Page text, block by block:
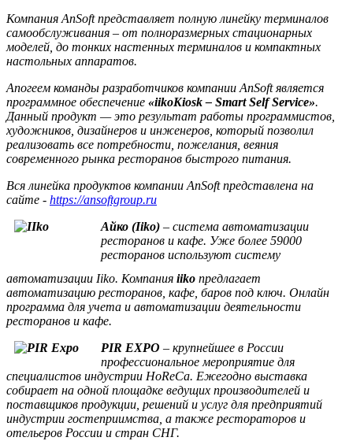
Компания AnSoft представляет полную линейку терминалов
самообслуживания – от полноразмерных стационарных
моделей, до тонких настенных терминалов и компактных
настольных аппаратов.
Апогеем команды разработчиков компании AnSoft является
программное обеспечение «iikoKiosk – Smart Self Service».
Данный продукт — это результат работы программистов,
художников, дизайнеров и инженеров, который позволил
реализовать все потребности, пожелания, веяния
современного рынка ресторанов быстрого питания.
Вся линейка продуктов компании AnSoftпредставлена на
сайте - https://ansoftgroup.ru
Айко (Iiko) – система автоматизации
ресторанов и кафе. Уже более 59000
ресторанов используют систему
автоматизации Iiko. Компания iiko предлагает
автоматизацию ресторанов, кафе, баров под ключ. Онлайн
программа для учета и автоматизации деятельности
ресторанов и кафе.
PIR EXPO – крупнейшее в России
профессиональное мероприятие для
специалистов индустрии HoReCa. Ежегодно выставка
собирает на одной площадке ведущих производителей и
поставщиков продукции, решений и услуг для предприятий
индустрии гостеприимства, а также рестораторов и
отельеров России и стран СНГ.